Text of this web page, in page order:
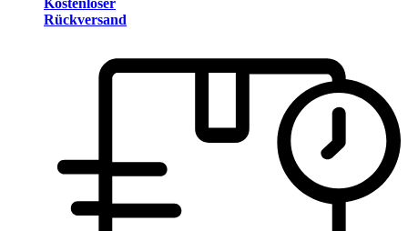
Kostenloser
Rückversand